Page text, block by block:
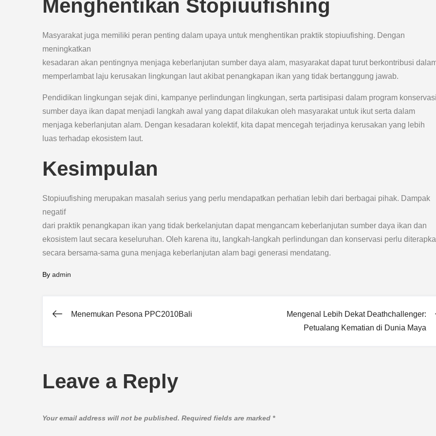
Menghentikan Stopiuufishing
Masyarakat juga memiliki peran penting dalam upaya untuk menghentikan praktik stopiuufishing. Dengan
meningkatkan
kesadaran akan pentingnya menjaga keberlanjutan sumber daya alam, masyarakat dapat turut berkontribusi
memperlambat laju kerusakan lingkungan laut akibat penangkapan ikan yang tidak bertanggung jawab.
Pendidikan lingkungan sejak dini, kampanye perlindungan lingkungan, serta partisipasi dalam program
sumber daya ikan dapat menjadi langkah awal yang dapat dilakukan oleh masyarakat untuk ikut serta dalam
menjaga keberlanjutan alam. Dengan kesadaran kolektif, kita dapat mencegah terjadinya kerusakan yang lebih
luas terhadap ekosistem laut.
Kesimpulan
Stopiuufishing merupakan masalah serius yang perlu mendapatkan perhatian lebih dari berbagai pihak. Dampak
negatif
dari praktik penangkapan ikan yang tidak berkelanjutan dapat mengancam keberlanjutan sumber daya ikan dan
ekosistem laut secara keseluruhan. Oleh karena itu, langkah-langkah perlindungan dan konservasi perlu
secara bersama-sama guna menjaga keberlanjutan alam bagi generasi mendatang.
By admin
Post
Menemukan Pesona PPC2010Bali
Mengenal Lebih Dekat Deathchallenger:
Petualang Kematian di Dunia Maya
Leave a Reply
Your email address will not be published. Required fields are marked *